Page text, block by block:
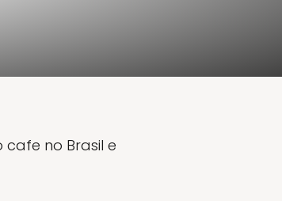
cafe no Brasil e